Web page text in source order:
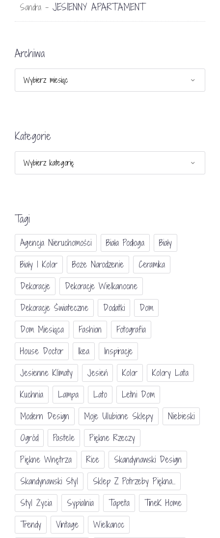
Sandra - JESIENNY APARTAMENT
Archiwa
Kategorie
Tagi
Agencja Nieruchomości Biała Podłoga
Biały
Biały I Kolor
Boże Narodzenie
Ceramika
Dekoracje
Dekoracje Wielkanocne
Dekoracje Świateczne
Dodatki
Dom
Dom Miesiąca
Fashion
Fotografia
House Doctor
Ikea
Inspiracje
Jesienne Klimaty
Jesień Kolor
Kolory Lata
Kuchnia
Lampa Lato
Letni Dom
Modern Design
Moje Ulubione Sklepy
Niebieski
Ogród
Pastele
Piękne Rzeczy
Piękne Wnętrza
Rice
Skandynawski Design
Skandynawski Styl
Sklep Z Potrzeby Piękna...
Styl Życia
Sypialnia Tapeta
TineK Home
Trendy
Vintage Wielkanoc